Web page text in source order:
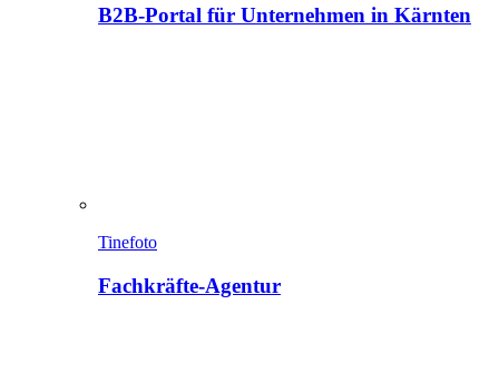
B2B-Portal für Unternehmen in Kärnten
Tinefoto
Fachkräfte-Agentur